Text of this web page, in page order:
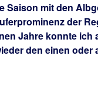
mit den
der
Jahre konnte
den einen oder